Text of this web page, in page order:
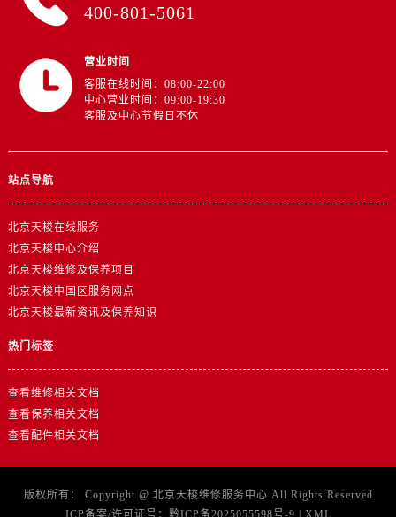
400-801-5061
营业时间
客服在线时间：08:00-22:00
中心营业时间：09:00-19:30
客服及中心节假日不休
站点导航
北京天梭在线服务
北京天梭中心介绍
北京天梭维修及保养项目
北京天梭中国区服务网点
北京天梭最新资讯及保养知识
热门标签
查看维修相关文档
查看保养相关文档
查看配件相关文档
版权所有： Copyright @ 北京天梭维修服务中心 All Rights Reserved
ICP备案/许可证号： 黔ICP备2025055598号-9 | XML